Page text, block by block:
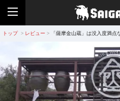
トップ > レビュー > 「薩摩金山蔵」は没入度満